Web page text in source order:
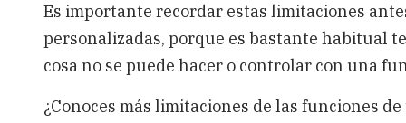
Es importante recordar estas limitaciones
personalizadas, porque es bastante habitual
cosa no se puede hacer o controlar con una
¿Conoces más limitaciones de las funciones de